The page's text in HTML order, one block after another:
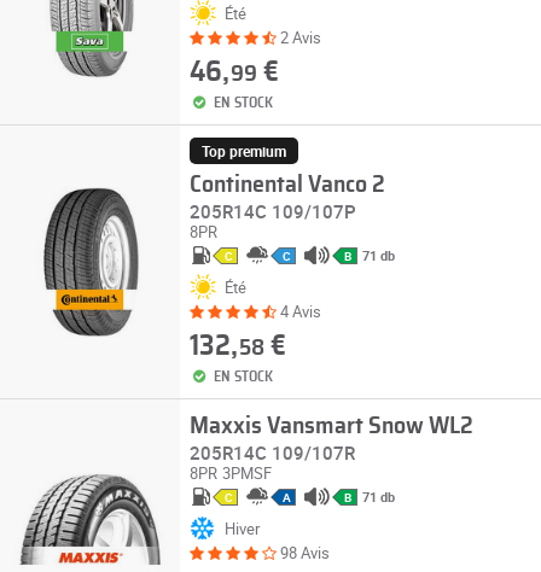
Été
2 Avis
46,99 €
EN STOCK
Top premium
Continental Vanco 2
205R14C 109/107P
8PR
C C B 71 db
Été
4 Avis
132,58€
EN STOCK
Maxxis Vansmart Snow WL2
205R14C 109/107R
8PR 3PMSF
C A B 71 db
Hiver
98 Avis